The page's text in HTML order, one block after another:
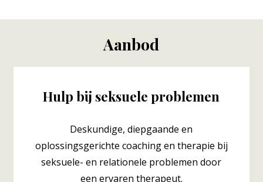
Aanbod
Hulp bij seksuele problemen
Deskundige, diepgaande en
oplossingsgerichte coaching en therapie bij
seksuele- en relationele problemen door
een ervaren therapeut.